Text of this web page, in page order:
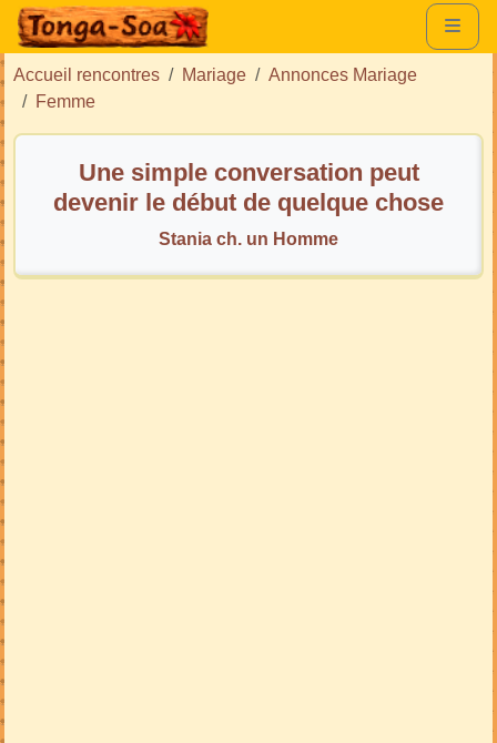
Accueil rencontres Mariage
Annonces Mariage
Femme
Une simple conversation peut
devenir le début de quelque chose
de spécial❤️
Stania ch. un Homme